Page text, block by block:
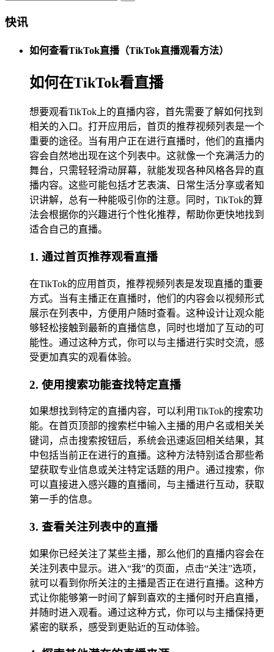
快讯
如何查看TikTok直播（TikTok直播观看方法）
如何在TikTok看直播
想要观看TikTok上的直播内容，首先需要了解如何找到
相关的入口。打开应用后，首页的推荐视频列表是一个
重要的途径。当有用户正在进行直播时，他们的直播内
容会自然地出现在这个列表中。这就像一个充满活力的
舞台，只需轻轻滑动屏幕，就能发现各种风格各异的直
播内容。这些可能包括才艺表演、日常生活分享或者知
识讲解，总有一种能吸引你的注意。同时，TikTok的算
法会根据你的兴趣进行个性化推荐，帮助你更快地找到
适合自己的直播。
1. 通过首页推荐观看直播
在TikTok的应用首页，推荐视频列表是发现直播的重要
方式。当有主播正在直播时，他们的内容会以视频形式
展示在列表中，方便用户随时查看。这种设计让观众能
够轻松接触到最新的直播信息，同时也增加了互动的可
能性。通过这种方式，你可以与主播进行实时交流，感
受更加真实的观看体验。
2. 使用搜索功能查找特定直播
如果想找到特定的直播内容，可以利用TikTok的搜索功
能。在首页顶部的搜索栏中输入主播的用户名或相关关
键词，点击搜索按钮后，系统会迅速返回相关结果，其
中包括当前正在进行的直播。这种方法特别适合那些希
望获取专业信息或关注特定话题的用户。通过搜索，你
可以直接进入感兴趣的直播间，与主播进行互动，获取
第一手的信息。
3. 查看关注列表中的直播
如果你已经关注了某些主播，那么他们的直播内容会在
关注列表中显示。进入“我”的页面，点击“关注”选项，
就可以看到你所关注的主播是否正在进行直播。这种方
式让你能够第一时间了解到喜欢的主播何时开启直播，
并随时进入观看。通过这种方式，你可以与主播保持更
紧密的联系，感受到更贴近的互动体验。